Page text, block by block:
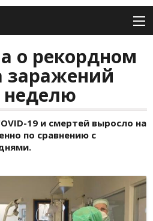
о рекордном
заражений
неделю
19 и смертей выросло на
по сравнению с